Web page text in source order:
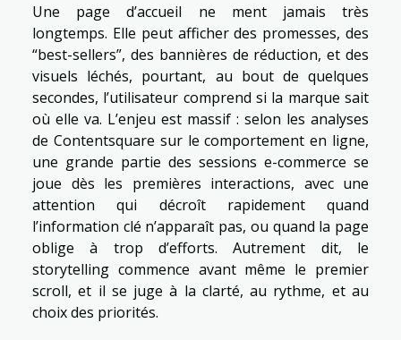
Une page d’accueil ne ment jamais très
longtemps. Elle peut afficher des promesses, des
“best-sellers”, des bannières de réduction, et des
visuels léchés, pourtant, au bout de quelques
secondes, l’utilisateur comprend si la marque sait
où elle va. L’enjeu est massif : selon les analyses
de Contentsquare sur le comportement en ligne,
une grande partie des sessions e-commerce se
joue dès les premières interactions, avec une
attention qui décroît rapidement quand
l’information clé n’apparaît pas, ou quand la page
oblige à trop d’efforts. Autrement dit, le
storytelling commence avant même le premier
scroll, et il se juge à la clarté, au rythme, et au
choix des priorités.